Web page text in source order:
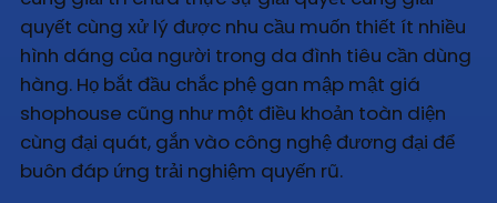
quyết cùng xử lý được nhu cầu muốn thiết ít nhiều
hình dáng của người trong da đình tiêu cần dùng
hàng. Họ bắt đầu chắc phệ gan mập mật giá
shophouse cũng như một điều khoản toàn diện
cùng đại quát, gắn vào công nghệ đương đại để
buôn đáp ứng trải nghiệm quyến rũ.